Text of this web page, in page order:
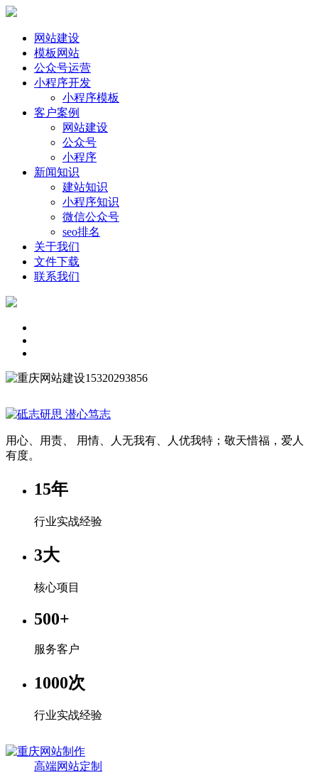
网站建设
模板网站
公众号运营
小程序开发
小程序模板
客户案例
网站建设
公众号
小程序
新闻知识
建站知识
小程序知识
微信公众号
seo排名
关于我们
文件下载
联系我们
15320293856
用心、用责、 用情、人无我有、人优我特；敬天惜福，爱人
有度。
15年
行业实战经验
3大
核心项目
500+
服务客户
1000次
行业实战经验
高端网站定制